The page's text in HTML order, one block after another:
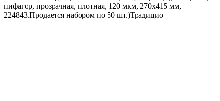
пифагор, прозрачная, плотная, 120 мкм, 270х415 мм,
224843.Продается набором по 50 шт.)Традицио